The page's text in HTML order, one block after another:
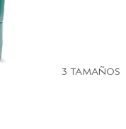
3 TAMAÑOS